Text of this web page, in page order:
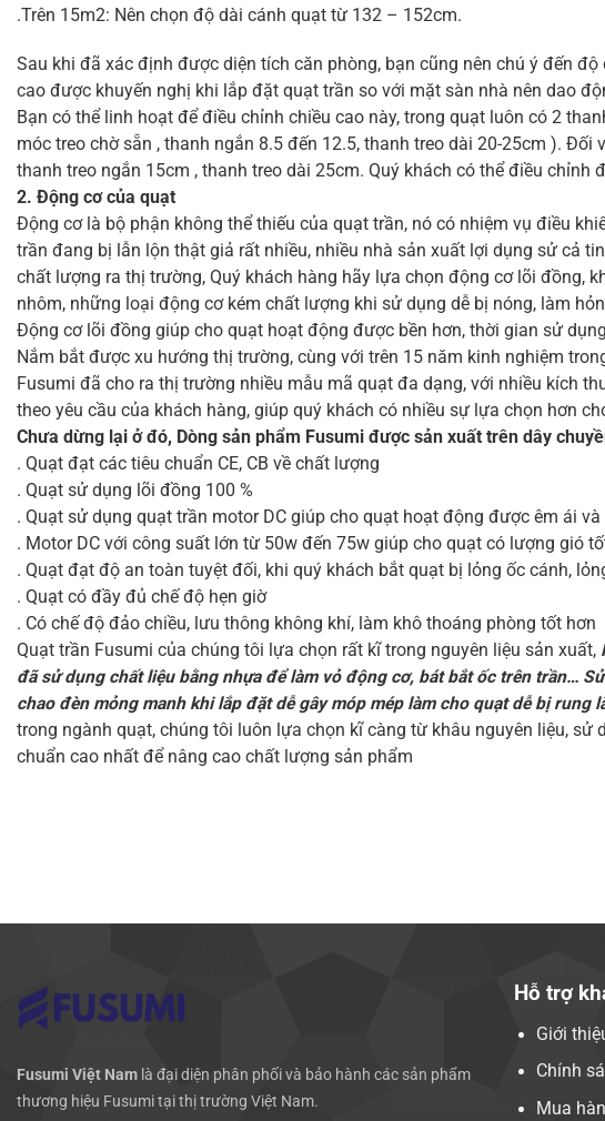
.Trên 15m2: Nên chọn độ dài cánh quạt từ 132 – 152cm.
Sau khi đã xác định được diện tích căn phòng, bạn cũng nên chú ý đến
cao được khuyến nghị khi lắp đặt quạt trần so với mặt sàn nhà nên dao
Bạn có thể linh hoạt để điều chỉnh chiều cao này, trong quạt luôn có 2
móc treo chờ sẵn , thanh ngắn 8.5 đến 12.5, thanh treo dài 20-25cm ). Đối
thanh treo ngắn 15cm , thanh treo dài 25cm. Quý khách có thể điều
2. Động cơ của quạt
Động cơ là bộ phận không thể thiếu của quạt trần, nó có nhiệm vụ điều
trần đang bị lẫn lộn thật giả rất nhiều, nhiều nhà sản xuất lợi dụng sử cả
chất lượng ra thị trường, Quý khách hàng hãy lựa chọn động cơ lõi đồng,
nhôm, những loại động cơ kém chất lượng khi sử dụng dễ bị nóng, làm
Động cơ lõi đồng giúp cho quạt hoạt động được bền hơn, thời gian sử
Nắm bắt được xu hướng thị trường, cùng với trên 15 năm kinh nghiệm
Fusumi đã cho ra thị trường nhiều mẫu mã quạt đa dạng, với nhiều kích
theo yêu cầu của khách hàng, giúp quý khách có nhiều sự lựa chọn hơn
Chưa dừng lại ở đó, Dòng sản phẩm Fusumi được sản xuất trên dây
. Quạt đạt các tiêu chuẩn CE, CB về chất lượng
. Quạt sử dụng lõi đồng 100 %
. Quạt sử dụng quạt trần motor DC giúp cho quạt hoạt động được êm ái
. Motor DC với công suất lớn từ 50w đến 75w giúp cho quạt có lượng gió
. Quạt đạt độ an toàn tuyệt đối, khi quý khách bắt quạt bị lỏng ốc cánh,
. Quạt có đầy đủ chế độ hẹn giờ
. Có chế độ đảo chiều, lưu thông không khí, làm khô thoáng phòng tốt hơn
Quạt trần Fusumi của chúng tôi lựa chọn rất kĩ trong nguyên liệu sản xuất,
đã sử dụng chất liệu bằng nhựa để làm vỏ động cơ, bát bắt ốc trên trần…
chao đèn mỏng manh khi lắp đặt dễ gây móp mép làm cho quạt dễ bị rung
trong ngành quạt, chúng tôi luôn lựa chọn kĩ càng từ khâu nguyên liệu, sử
chuẩn cao nhất để nâng cao chất lượng sản phẩm
Fusumi Việt Nam là đại diện phân phối và bảo hành các sản phẩm
thương hiệu Fusumi tại thị trường Việt Nam.
Hỗ trợ
Giới
Chính
Mua